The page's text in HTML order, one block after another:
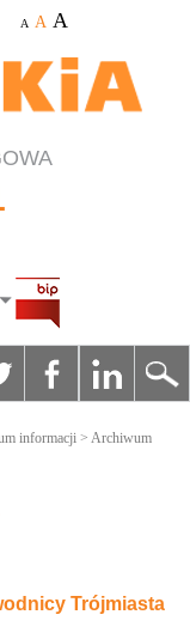
A A A
informacji > Archiwum
Trójmiasta